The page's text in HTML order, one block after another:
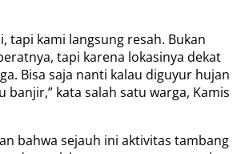
tapi kami langsung resah. Bukan
tapi karena lokasinya dekat
Bisa saja nanti kalau diguyur hujan
banjir,” kata salah satu warga, Kamis
bahwa sejauh ini aktivitas tambang